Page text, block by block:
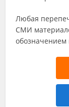
Любая
СМИ